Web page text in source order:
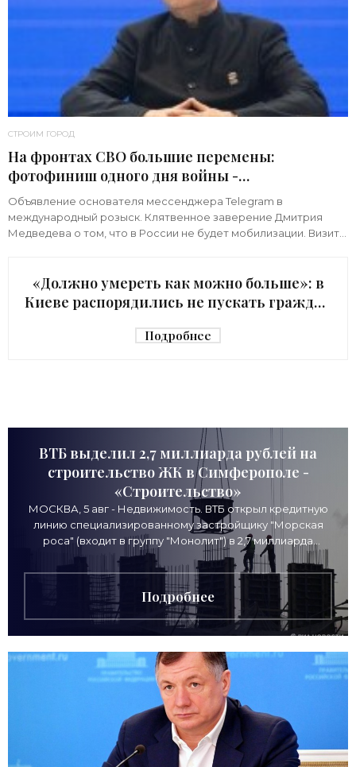
СТРОИМ ГОРОД
На фронтах СВО большие перемены:
фотофиниш одного дня войны -
«Недвижимость»
Объявление основателя мессенджера Telegram в
международный розыск. Клятвенное заверение Дмитрия
Медведева о том, что в России не будет мобилизации. Визит
«Должно умереть как можно больше»: в
Киеве распорядились не пускать граждан
Подробнее
ВТБ выделил 2,7 миллиарда рублей на
строительство ЖК в Симферополе -
«Строительство»
МОСКВА, 5 авг - Недвижимость. ВТБ открыл кредитную
линию специализированному застройщику "Морская
роса" (входит в группу "Монолит") в 2,7 миллиарда
рублей для
Подробнее